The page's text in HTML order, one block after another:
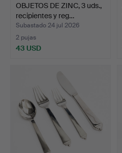
OBJETOS DE ZINC, 3 uds.,
recipientes y reg…
Subastado 24 jul 2026
2 pujas
43 USD